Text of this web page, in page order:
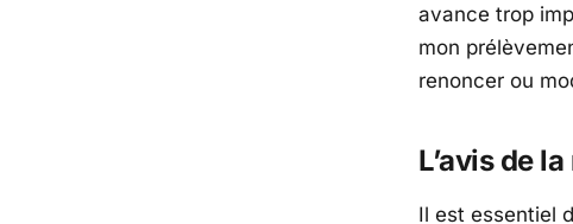
avance trop
mon
renoncer ou
L’avis de
Il est essentiel